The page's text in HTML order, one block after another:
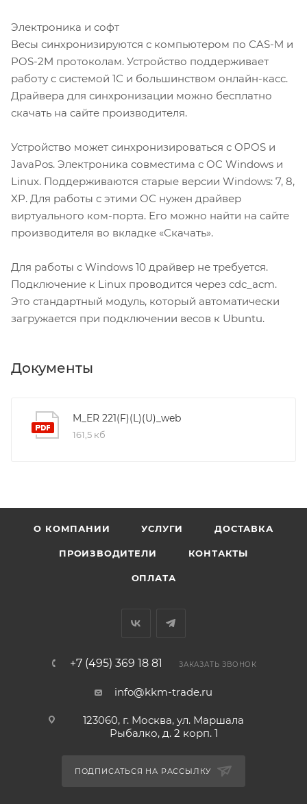
Электроника и софт
Весы синхронизируются с компьютером по СAS-M и
POS-2M протоколам. Устройство поддерживает
работу с системой 1С и большинством онлайн-касс.
Драйвера для синхронизации можно бесплатно
скачать на сайте производителя.
Устройство может синхронизироваться с OPOS и
JavaPos. Электроника совместима с OC Windows и
Linux. Поддерживаются старые версии Windows: 7, 8,
XP. Для работы с этими ОС нужен драйвер
виртуального ком-порта. Его можно найти на сайте
производителя во вкладке «Скачать».
Для работы с Windows 10 драйвер не требуется.
Подключение к Linux проводится через cdc_acm.
Это стандартный модуль, который автоматически
загружается при подключении весов к Ubuntu.
Документы
M_ER 221(F)(L)(U)_web
161,5 кб
О КОМПАНИИ УСЛУГИ ДОСТАВКА
ПРОИЗВОДИТЕЛИ КОНТАКТЫ
ОПЛАТА
+7 (495) 369 18 81 ЗАКАЗАТЬ ЗВОНОК
info@kkm-trade.ru
123060, г. Москва, ул. Маршала
Рыбалко, д. 2 корп. 1
ПОДПИСАТЬСЯ НА РАССЫЛКУ